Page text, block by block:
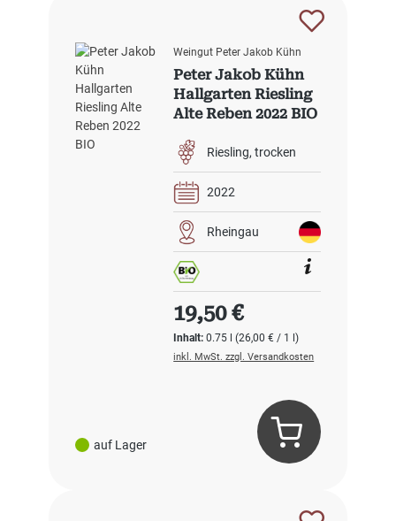
auf Lager
Weingut Peter Jakob Kühn
Peter Jakob Kühn
Hallgarten Riesling
Alte Reben 2022 BIO
Riesling trocken
2022
Rheingau
Inhalt:0.75 l(26,00 € / 1 l)
Regulärer Preis:
19,50 €
inkl. MwSt. zzgl. Versandkosten